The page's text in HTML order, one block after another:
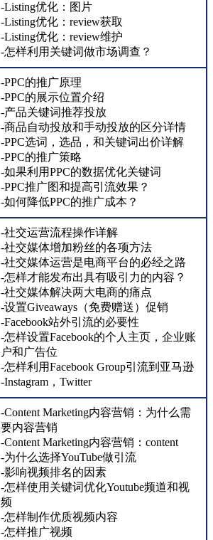
-Listing优化：图片
-Listing优化：review获取
-Listing优化：review维护
-怎样利用关键词做市场调查？
-PPC的推广原理
-PPC的展示位置介绍
-产品关键词推荐投放
-商品自动投放和手动投放的区分详情
-PPC选词，选品，和关键词出价详解
-PPC的推广策略
-如果利用PPC的数据优化关键词
-PPC推广图和提高引流效果？
-如何降低PPC的推广成本？
-社交运营流程操作详解
-社交媒体增加粉丝的各项方法
-社交媒体运营是电商平台的必经之路
-怎样才能发布出具有吸引力的内容？
-社交媒体解决两大电商的痛点
-设置Giveaways（免费赠送）促销
-Facebook站外引流的必要性
-怎样设置Facebook的个人主页，企业账
户和广告位
-怎样利用Facebook Group引流到亚马逊
-Instagram，Twitter
-Content Marketing内容营销：为什么需
要内容营销
-Content Marketing内容营销：content
-为什么选择YouTube做引流
-影响视频排名的因素
-怎样使用关键词优化Youtube频道和视
频
-怎样制作优质视频内容
-怎样推广视频